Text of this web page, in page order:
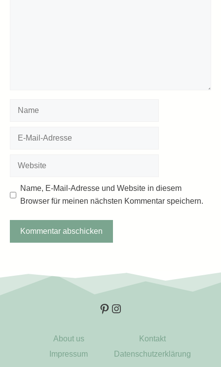
Name, E-Mail-Adresse und Website in diesem
Browser für meinen nächsten Kommentar speichern.
Pinterest
Instagram
About us
Kontakt
Impressum
Datenschutzerklärung